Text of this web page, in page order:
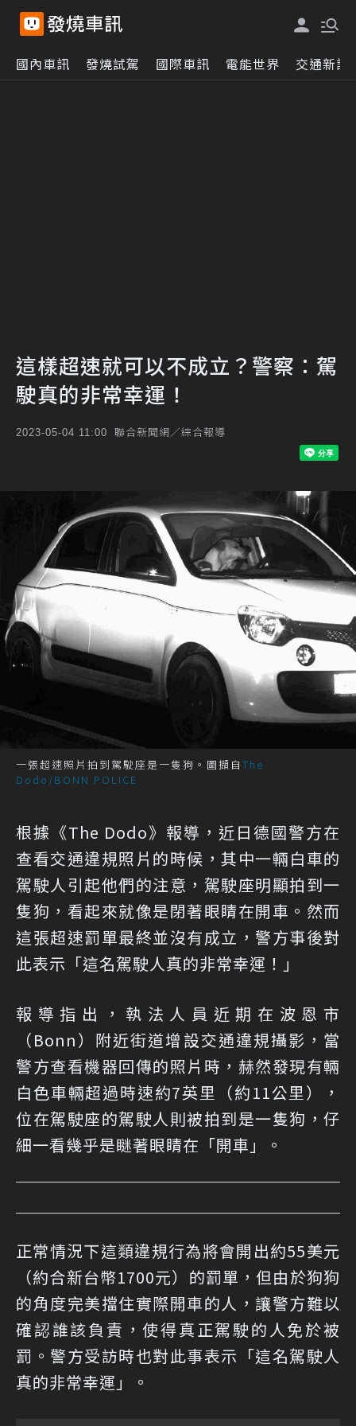
國內車訊 發燒試駕 國際車訊 電能世界 交通新訊
這樣超速就可以不成立？警察：駕
駛真的非常幸運！
2023-05-04 11:00 聯合新聞網／綜合報導
一張超速照片拍到駕駛座是一隻狗。圖擷自 The
Dodo/BONN POLICE
根據 《The Dodo》 報導，近日德國警方在
查看交通違規照片的時候，其中一輛白車的
駕駛人引起他們的注意，駕駛座明顯拍到一
隻狗，看起來就像是閉著眼睛在開車。然而
這張超速罰單最終並沒有成立，警方事後對
此表示「這名駕駛人真的非常幸運！」
報導指出，執法人員近期在波恩市
（Bonn）附近街道增設交通違規攝影，當
警方查看機器回傳的照片時，赫然發現有輛
白色車輛超過時速約7英里（約11公里），
位在駕駛座的駕駛人則被拍到是一隻狗，仔
細一看幾乎是瞇著眼睛在「開車」。
正常情況下這類違規行為將會開出約55美元
（約合新台幣1700元）的罰單，但由於狗狗
的角度完美擋住實際開車的人，讓警方難以
確認誰該負責，使得真正駕駛的人免於被
罰。警方受訪時也對此事表示「這名駕駛人
真的非常幸運」。